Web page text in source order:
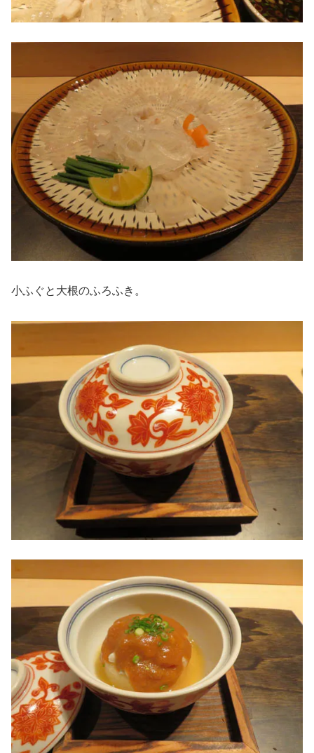
小ふぐと大根のふろふき。